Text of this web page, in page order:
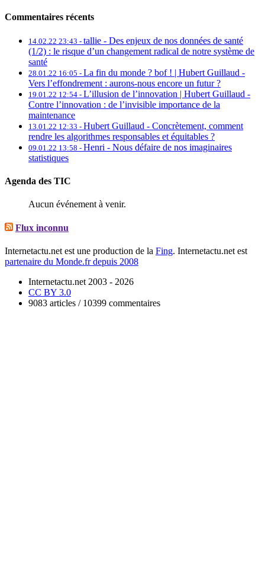
Commentaires récents
14.02.22 23:43 - tallie - Des enjeux de nos données de santé
(1/2) : le risque d’un changement radical de notre système de
santé
28.01.22 16:05 - La fin du monde ? bof ! | Hubert Guillaud -
Vers l’effondrement : aurons-nous encore un futur ?
19.01.22 12:54 - L’illusion de l’innovation | Hubert Guillaud -
Contre l’innovation : de l’invisible importance de la
maintenance
13.01.22 12:33 - Hubert Guillaud - Concrètement, comment
rendre les algorithmes responsables et équitables ?
09.01.22 13:58 - Henri - Nous défaire de nos imaginaires
statistiques
Agenda des TIC
Aucun événement à venir.
Flux inconnu
Internetactu.net est une production de la Fing. Internetactu.net est
partenaire du Monde.fr depuis 2008
Internetactu.net 2003 - 2026
CC BY 3.0
9083 articles / 10399 commentaires